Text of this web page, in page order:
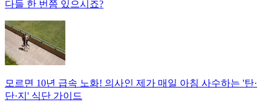
다들 한 번쯤 있으시죠?
모르면 10년 급속 노화! 의사인 제가 매일 아침 사수하는 '탄·
단·지' 식단 가이드